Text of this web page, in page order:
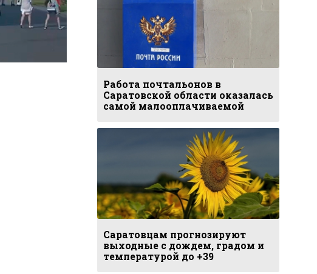
Работа почтальонов в
Саратовской области оказалась
самой малооплачиваемой
Саратовцам прогнозируют
выходные с дождем, градом и
температурой до +39